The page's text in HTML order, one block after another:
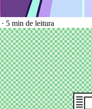
· 5 min de leitura